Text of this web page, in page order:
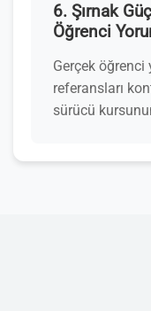
6. Şırnak
Öğrenci
Gerçek öğrenci
referansları
sürücü